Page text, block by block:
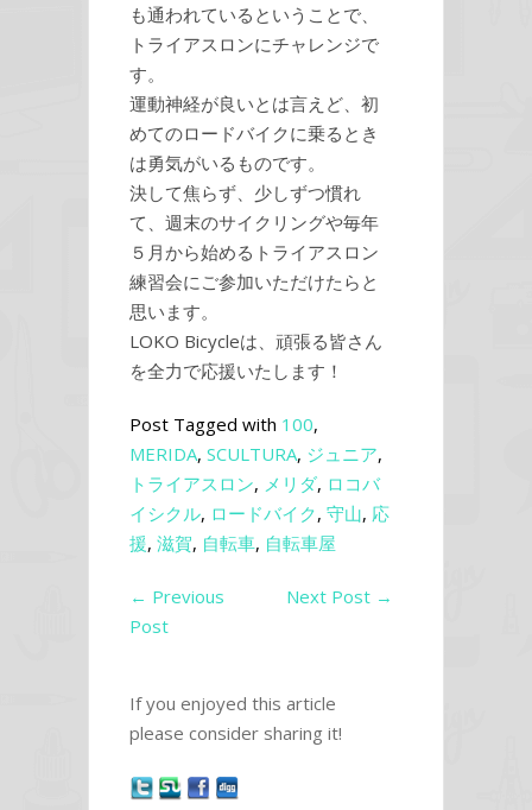
も通われているということで、
トライアスロンにチャレンジで
す。
運動神経が良いとは言えど、初
めてのロードバイクに乗るとき
は勇気がいるものです。
決して焦らず、少しずつ慣れ
て、週末のサイクリングや毎年
５月から始めるトライアスロン
練習会にご参加いただけたらと
思います。
LOKO Bicycleは、頑張る皆さん
を全力で応援いたします！
Post Tagged with 100,
MERIDA, SCULTURA, ジュニア,
トライアスロン, メリダ, ロコバ
イシクル, ロードバイク, 守山, 応
援, 滋賀, 自転車, 自転車屋
← Previous
Post
Next Post →
If you enjoyed this article
please consider sharing it!